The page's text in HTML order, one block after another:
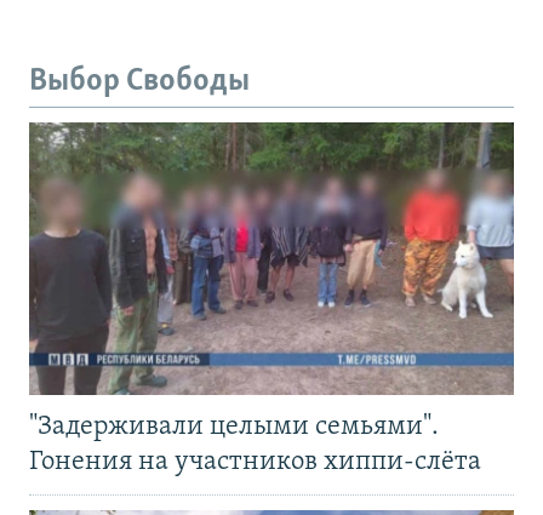
Выбор Свободы
"Задерживали целыми семьями".
Гонения на участников хиппи-слёта